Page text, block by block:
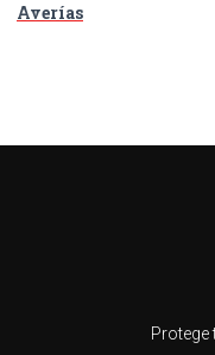
Averías
Protege